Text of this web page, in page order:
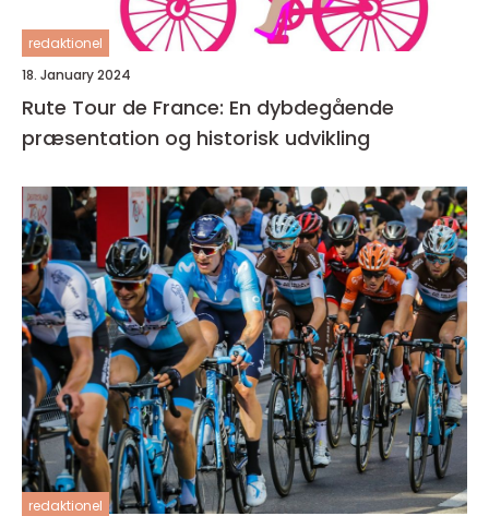
redaktionel
18. January 2024
Rute Tour de France: En dybdegående
præsentation og historisk udvikling
redaktionel